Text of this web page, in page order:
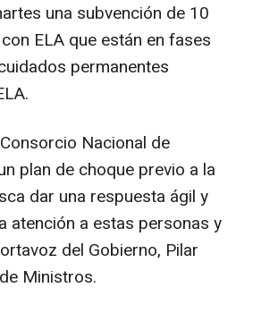
una subvención de 10
ELA que están en fases
permanentes
Nacional de
plan de choque previo a la
dar una respuesta ágil y
atención a estas personas y
del Gobierno, Pilar
Ministros.